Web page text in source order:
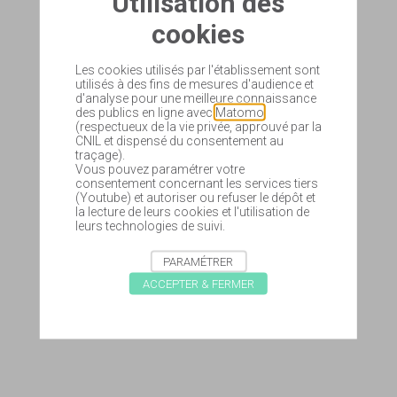
cookies
Les cookies utilisés par l'établissement sont
utilisés à des fins de mesures d'audience et
d'analyse pour une meilleure connaissance
des publics en ligne avec Matomo
(respectueux de la vie privée, approuvé par la
CNIL et dispensé du consentement au
traçage).
Vous pouvez paramétrer votre
consentement concernant les services tiers
(Youtube) et autoriser ou refuser le dépôt et
la lecture de leurs cookies et l'utilisation de
leurs technologies de suivi.
PARAMÉTRER
ACCEPTER & FERMER